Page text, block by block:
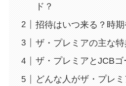
ド？
招待はいつ来る？時
ザ・プレミアの主な特
ザ・プレミアとJCBゴ
どんな人がザ・プレ